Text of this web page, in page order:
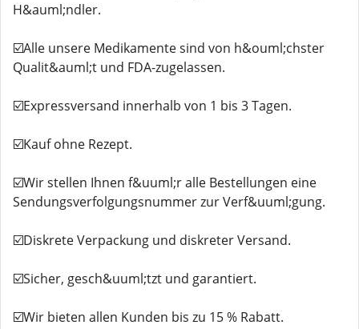
H&auml;ndler.
☑️Alle unsere Medikamente sind von h&ouml;chster
Qualit&auml;t und FDA-zugelassen.
☑️Expressversand innerhalb von 1 bis 3 Tagen.
☑️Kauf ohne Rezept.
☑️Wir stellen Ihnen f&uuml;r alle Bestellungen eine
Sendungsverfolgungsnummer zur Verf&uuml;gung.
☑️Diskrete Verpackung und diskreter Versand.
☑️Sicher, gesch&uuml;tzt und garantiert.
☑️Wir bieten allen Kunden bis zu 15 % Rabatt.